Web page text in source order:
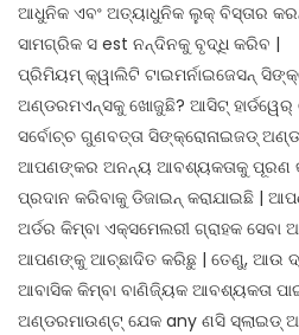
ଆଧୁନିକ ଏବଂ ଅତ୍ୟାଧୁନିକ ଲୁକ୍ ବିସ୍ତାର
ସାମଗ୍ରିକ ସ est ନନ୍ଦିନକୁ ବୃଦ୍ଧି କରିବ |
ପ୍ରିମିୟମ୍ କ୍ୱାଲିଟି ଟାଇମର୍ନାଇଜେସନ୍
ଅଣ୍ଡରମଏନ୍ସକୁ ଖୋଜୁଛି? ଆସିଟ୍ ହାର୍ଡୱେର୍
ସର୍ବୋଚ୍ଚ ଗୁଣବତ୍ତା ସିଙ୍କ୍ରୋନାଇଜଡ୍
ଆପଣଙ୍କର ଅନନ୍ୟ ଆବଶ୍ୟକତାକୁ ପୂରଣ
ପ୍ରଦାନ କରିବାକୁ ଡିଜାଇନ୍ କରାଯାଇଛି |
ଅର୍ଡର କିମ୍ବା ଏକ୍ସମେଲରୀ ଗ୍ରାହକ
ଆପଣଙ୍କୁ ଆଚ୍ଛାଦିତ କରିଛୁ | ତେଣୁ, ଆଉ
ଆବାସିକ କିମ୍ବା ବାଣିଜ୍ୟିକ ଆବଶ୍ୟକତା
ଅଣ୍ଡରମାଉଣ୍ଟ୍ ଯେକ any ଣସି ସ୍ଲାଇଡ୍